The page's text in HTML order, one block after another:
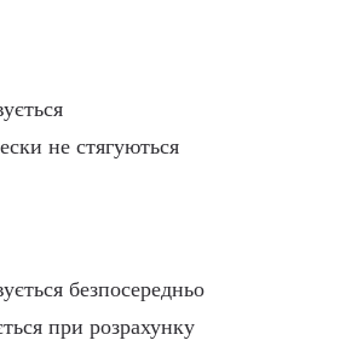
не стягуються
безпосередньо
при розрахунку